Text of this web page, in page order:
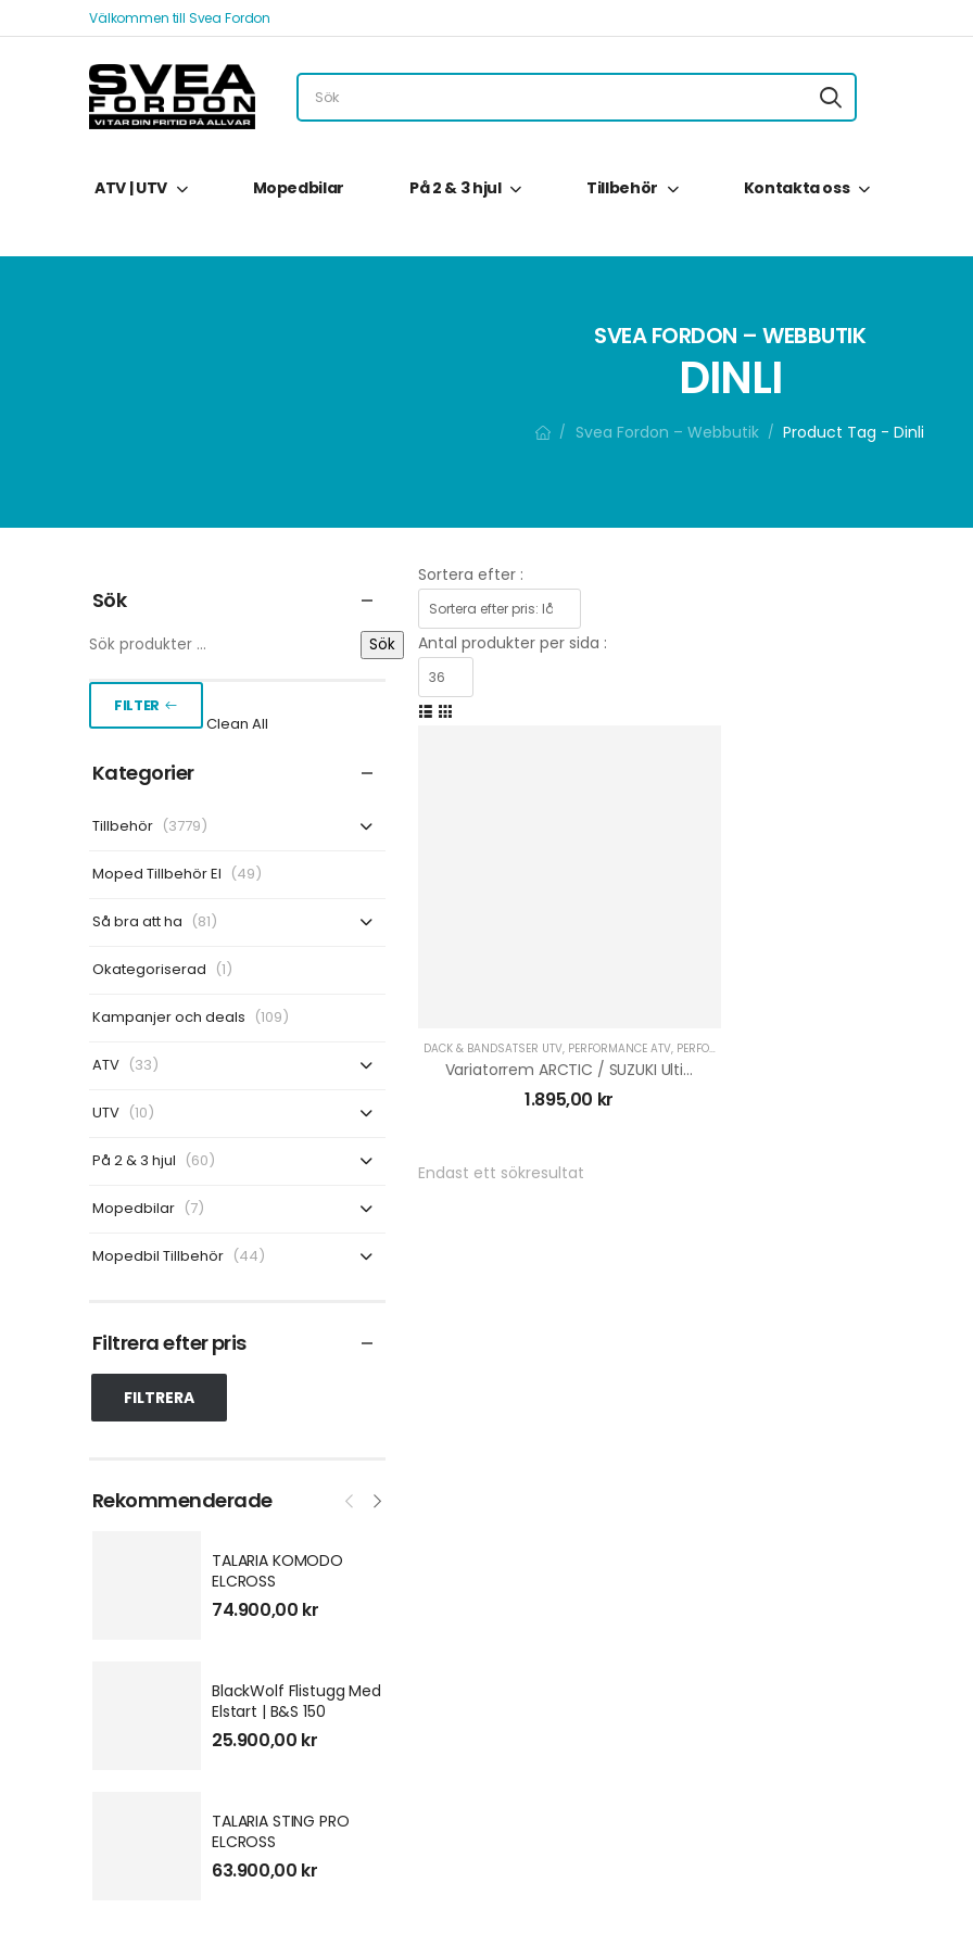
Välkommen till Svea Fordon
ATV | UTV Mopedbilar På 2 & 3 hjul Tillbehör Kontakta oss
SVEA FORDON – WEBBUTIK
DINLI
/ Svea Fordon – Webbutik / Product Tag - Dinli
Sök
Sök
FILTER
Clean All
Kategorier
Tillbehör (3779)
Moped Tillbehör El (49)
Så bra att ha (81)
Okategoriserad (1)
Kampanjer och deals (109)
ATV (33)
UTV (10)
På 2 & 3 hjul (60)
Mopedbilar (7)
Mopedbil Tillbehör (44)
Filtrera efter pris
FILTRERA
Rekommenderade
TALARIA KOMODO
ELCROSS
74.900,00 kr
BlackWolf Flistugg Med
Elstart | B&S 150
25.900,00 kr
TALARIA STING PRO
ELCROSS
63.900,00 kr
Sortera efter :
Antal produkter per sida :
DÄCK & BANDSATSER UTV, PERFORMANCE ATV, PERFORMANCE UTV
Variatorrem ARCTIC / SUZUKI Ultimax UA401
1.895,00 kr
Endast ett sökresultat